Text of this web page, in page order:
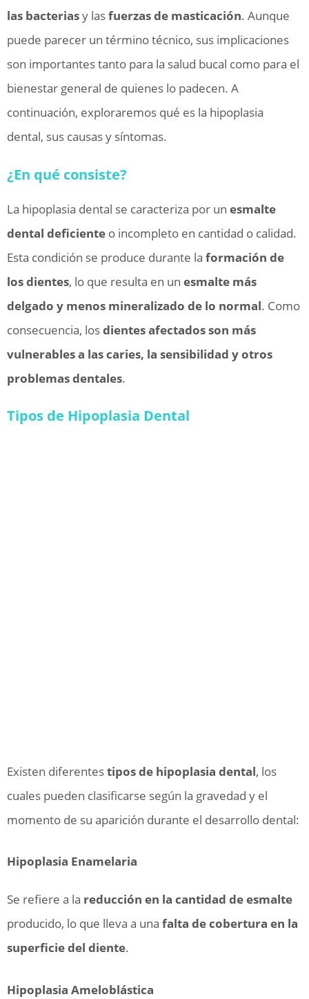
las bacteriasy lasfuerzas de masticación. Aunque
puede parecer un término técnico, sus implicaciones
son importantes tanto para la salud bucal como para el
bienestar general de quienes lo padecen. A
continuación, exploraremos qué es la hipoplasia
dental, sus causas y síntomas.
¿En qué consiste?
La hipoplasia dental se caracteriza por un esmalte
dental deficiente o incompleto en cantidad o calidad.
Esta condición se produce durante la formación de
los dientes, lo que resulta en un esmalte más
delgado y menos mineralizado de lo normal. Como
consecuencia, losdientes afectados son más
vulnerables a las caries, la sensibilidad y otros
problemas dentales.
Tipos de Hipoplasia Dental
Existen diferentestipos de hipoplasia dental, los
cuales pueden clasificarse según la gravedad y el
momento de su aparición durante el desarrollo dental:
Hipoplasia Enamelaria
Se refiere a la reducción en la cantidad de esmalte
producido, lo que lleva a una falta de cobertura en la
superficie del diente.
Hipoplasia Ameloblástica